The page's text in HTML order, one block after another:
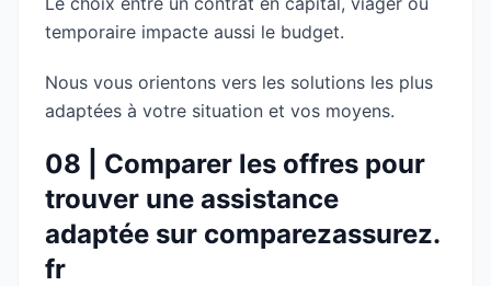
temporaire impacte aussi le budget.
Nous vous orientons vers les solutions les plus
adaptées à votre situation et vos moyens.
08 | Comparer les offres pour
trouver une assistance
adaptée sur comparezassurez.
fr